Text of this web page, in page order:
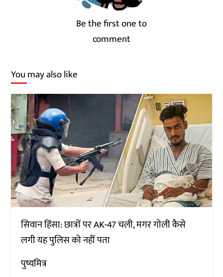
Be the first one to
comment
You may also like
सिवान हिंसा: छात्रों पर AK-47 चली, मगर गोली कैसे
लगी यह पुलिस को नहीं पता
पुष्यमित्र